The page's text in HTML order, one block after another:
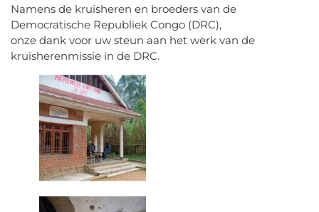
Namens de kruisheren en broeders van de
Democratische Republiek Congo (DRC),
onze dank voor uw steun aan het werk van de
kruisherenmissie in de DRC.